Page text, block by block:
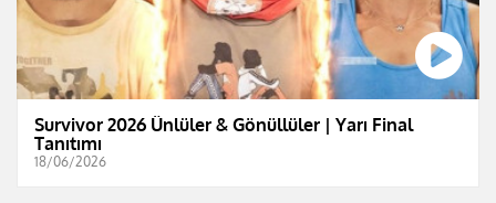
Survivor 2026 Ünlüler & Gönüllüler | Yarı Final
Tanıtımı
18/06/2026